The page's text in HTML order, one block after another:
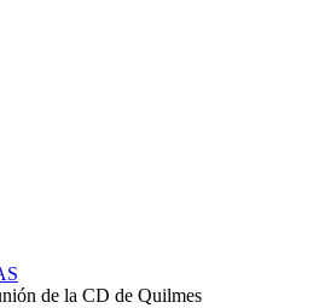
de la CD de Quilmes